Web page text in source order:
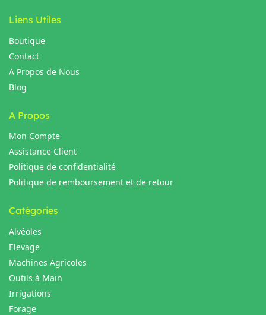
Liens Utiles
Boutique
Contact
A Propos de Nous
Blog
A Propos
Mon Compte
Assistance Client
Politique de confidentialité
Politique de remboursement et de retour
Catégories
Alvéoles
Elevage
Machines Agricoles
Outils à Main
Irrigations
Forage